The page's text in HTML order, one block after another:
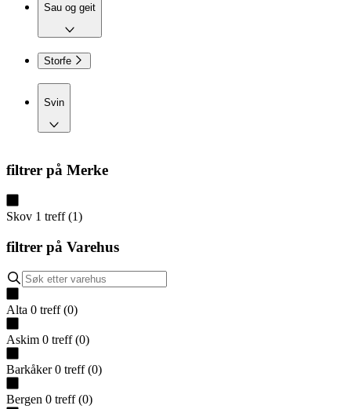
Sau og geit
Storfe
Svin
filtrer på Merke
Skov 1 treff (1)
filtrer på Varehus
Alta 0 treff (0)
Askim 0 treff (0)
Barkåker 0 treff (0)
Bergen 0 treff (0)